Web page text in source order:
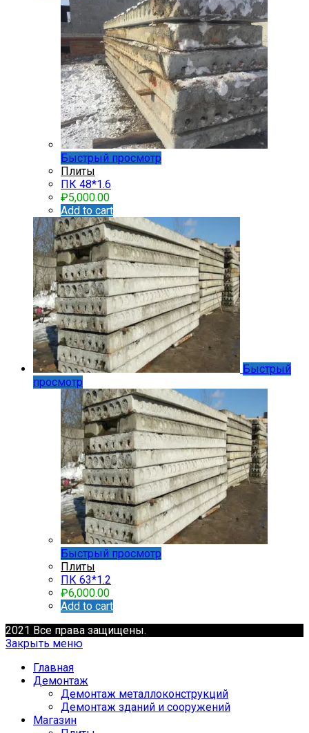
Быстрый просмотр
Плиты
ПК 48*1.6
₽5,000.00
Add to cart
Быстрый
просмотр
Быстрый просмотр
Плиты
ПК 63*1.2
₽6,000.00
Add to cart
2021 Все права защищены.
Закрыть меню
Главная
Демонтаж
Демонтаж металлоконструкций
Демонтаж зданий и сооружений
Магазин